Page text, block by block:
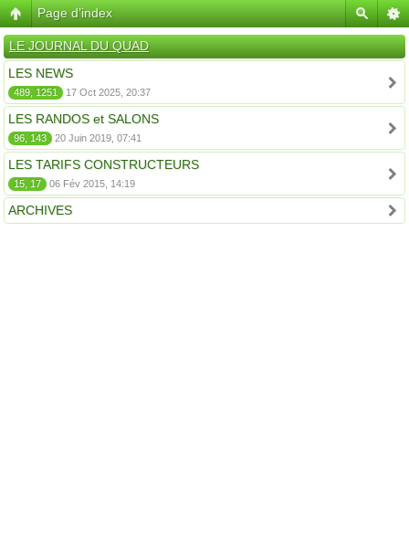
Page d’index
LE JOURNAL DU QUAD
LES NEWS
489, 1251 17 Oct 2025, 20:37
LES RANDOS et SALONS
96, 143 20 Juin 2019, 07:41
LES TARIFS CONSTRUCTEURS
15, 17 06 Fév 2015, 14:19
ARCHIVES